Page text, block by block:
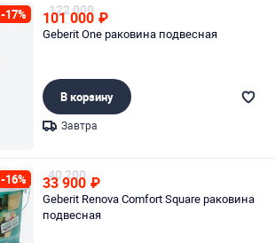
-17% 122 000
101 000 ₽
Geberit One раковина подвесная
В корзину
Завтра
-16% 40 200
33 900 ₽
Geberit Renova Comfort Square раковина
подвесная